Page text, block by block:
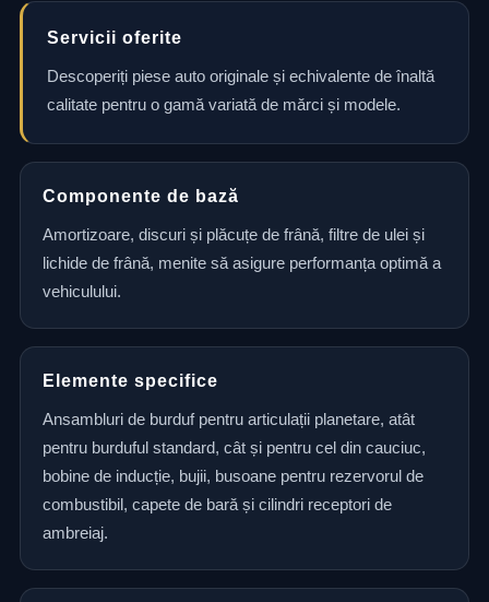
Servicii oferite
Descoperiți piese auto originale și echivalente de înaltă
calitate pentru o gamă variată de mărci și modele.
Componente de bază
Amortizoare, discuri și plăcuțe de frână, filtre de ulei și
lichide de frână, menite să asigure performanța optimă a
vehiculului.
Elemente specifice
Ansambluri de burduf pentru articulații planetare, atât
pentru burduful standard, cât și pentru cel din cauciuc,
bobine de inducție, bujii, busoane pentru rezervorul de
combustibil, capete de bară și cilindri receptori de
ambreiaj.